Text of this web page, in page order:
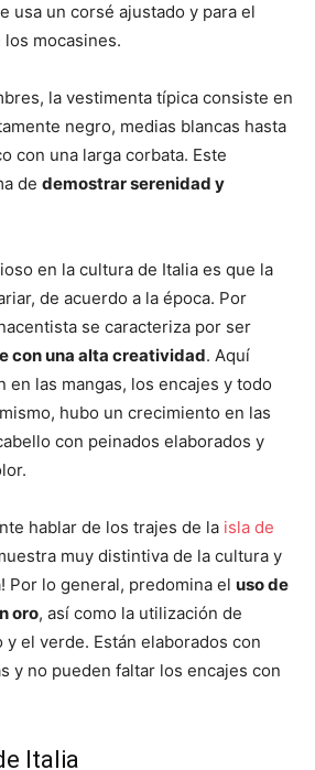
usa un corsé ajustado y para el
mocasines.
la vestimenta típica consiste en
negro, medias blancas hasta
con una larga corbata. Este
de demostrar serenidad y
en la cultura de Italia es que la
de acuerdo a la época. Por
se caracteriza por ser
con una alta creatividad. Aquí
en las mangas, los encajes y todo
hubo un crecimiento en las
con peinados elaborados y
hablar de los trajes de la isla de
muy distintiva de la cultura y
Por lo general, predomina el uso de
oro, así como la utilización de
el verde. Están elaborados con
y no pueden faltar los encajes con
Italia